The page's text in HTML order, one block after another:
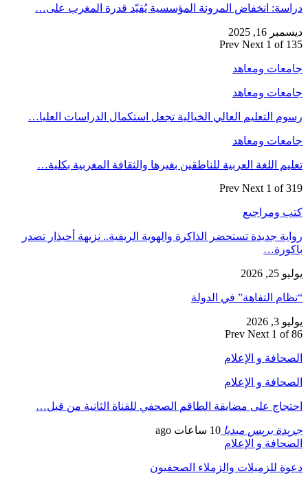
دراسة: انخفاض المرونة المؤسسية يُقيّد قدرة المغرب على…
ديسمبر 16, 2025
Prev Next 1 of 135
جامعات ومعاهد
جامعات ومعاهد
رسوم التعليم العالي الخيالية تجعل استكمال الدراسات العليا…
جامعات ومعاهد
تعليم اللغة العربية للناطقين بغيرها والثقافة المغربية بكلية…
Prev Next 1 of 319
كتب ومراجيع
رواية جديدة تستحضر الذاكرة والهوية الريفية.. نزيهة أحيذار تصدر
باكورة…
يوليو 25, 2026
“نظام التفاهة” في الدولة
يوليو 3, 2026
Prev Next 1 of 86
الصحافة و الإعلام
الصحافة و الإعلام
احتجاج على مضايقة الطاقم الصحفي للقناة الثانية من قبل…
جريدة بريس ميديا 10 ساعات ago
الصحافة و الإعلام
دعوة للزميلات والزملاء الصحفيون